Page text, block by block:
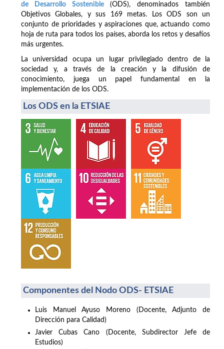
de Desarrollo Sostenible(ODS), denominados también
Objetivos Globales, y sus 169 metas. Los ODS son un
conjunto de prioridades y aspiraciones que, actuando como
hoja de ruta para todos los países, aborda los retos y desafíos
más urgentes.
La universidad ocupa un lugar privilegiado dentro de la
sociedad y, a través de la creación y la difusión de
conocimiento, juega un papel fundamental en la
implementación de los ODS.
Los ODS en la ETSIAE
Componentes del Nodo ODS- ETSIAE
Luis Manuel Ayuso Moreno (Docente, Adjunto de
Dirección para Calidad)
Javier Cubas Cano (Docente, Subdirector Jefe de
Estudios)